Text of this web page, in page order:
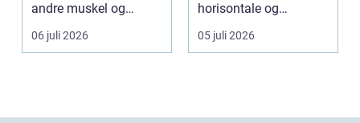
andre muskel og
leddplager begynn...
06 juli 2026
horisontale og
vertikale vinkle...
05 juli 2026